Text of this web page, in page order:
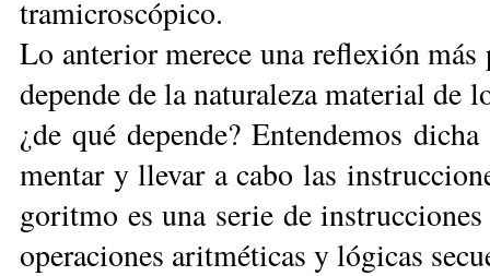
tra­mi­cros­có­pi­co.
Lo an­te­rior me­re­ce una re­fle­xión
de­pen­de de la na­tu­ra­le­za ma­te­rial de
¿de qué de­pen­de? En­ten­de­mos
men­tar y lle­var a ca­bo las
go­rit­mo es una se­rie de
ope­ra­cio­nes arit­mé­ti­cas y ló­gi­cas